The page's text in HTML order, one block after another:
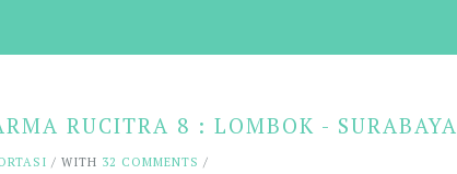
RUCITRA 8 : LOMBOK - SURABAYA
/ WITH 32 COMMENTS /